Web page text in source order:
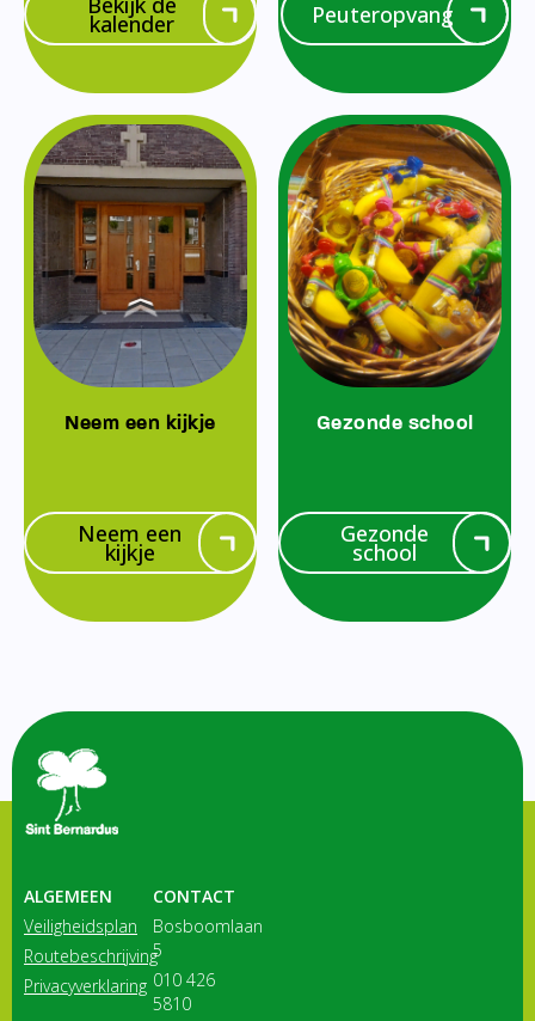
kalender Peuteropvang
Neem een kijkje
Neem een
kijkje
Gezonde school
Gezonde
school
ALGEMEEN
Veiligheidsplan
Routebeschrijving
Privacyverklaring
CONTACT
Bosboomlaan
5
010 426
5810